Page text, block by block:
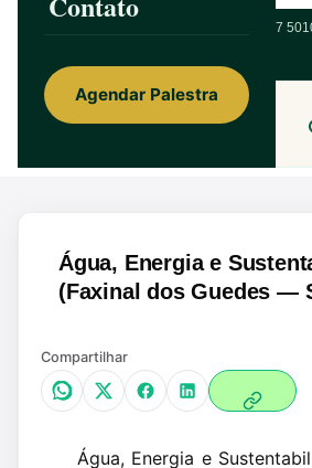
47 9 9967
Ainor Lotério
Agendar Palestra
Água, Energia e
(Faxinal dos Guedes —
Compartilhar
Água, Energia e